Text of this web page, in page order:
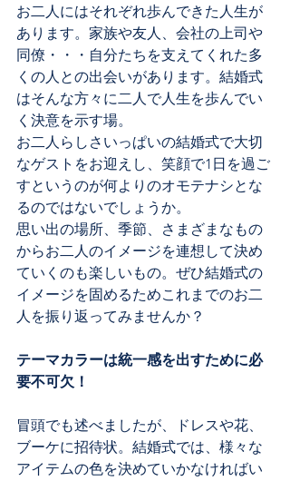
お二人にはそれぞれ歩んできた人生が
あります。家族や友人、会社の上司や
同僚・・・自分たちを支えてくれた多
くの人との出会いがあります。結婚式
はそんな方々に二人で人生を歩んでい
く決意を示す場。
お二人らしさいっぱいの結婚式で大切
なゲストをお迎えし、笑顔で1日を過ご
すというのが何よりのオモテナシとな
るのではないでしょうか。
思い出の場所、季節、さまざまなもの
からお二人のイメージを連想して決め
ていくのも楽しいもの。ぜひ結婚式の
イメージを固めるためこれまでのお二
人を振り返ってみませんか？
テーマカラーは統一感を出すために必
要不可欠！
冒頭でも述べましたが、ドレスや花、
ブーケに招待状。結婚式では、様々な
アイテムの色を決めていかなければい